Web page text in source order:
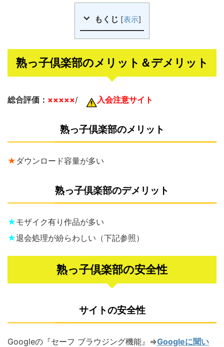
もくじ [表示]
熟っ子倶楽部のメリット＆デメリット
総合評価： ×××××/ 入会注意サイト
熟っ子倶楽部のメリット
★ ダウンロード容量が多い
熟っ子倶楽部のデメリット
★モザイク有り作品が多い
★退会処理が紛らわしい（下記参照）
熟っ子倶楽部の安全性
サイトの安全性
Googleの『セーフ ブラウジング機能』⇒Googleに聞い